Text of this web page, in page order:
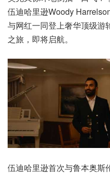
伍迪哈里逊Woody
与网红一同登上奢华顶级游
之旅，即将启航。
伍迪哈里逊首次与鲁本奥斯